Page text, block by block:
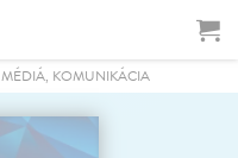
MÉDIÁ, KOMUNIKÁCIA